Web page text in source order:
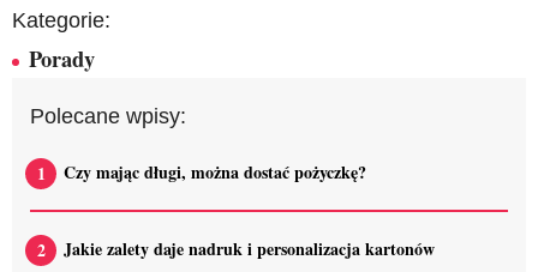
Kategorie:
Porady
Polecane wpisy:
Czy mając długi, można dostać pożyczkę?
Jakie zalety daje nadruk i personalizacja kartonów